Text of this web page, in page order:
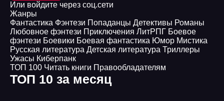
Или войдите через соц.сети
Жанры
Фантастика Фэнтези Попаданцы Детективы Романы
Любовное фэнтези Приключения ЛитРПГ Боевое
фэнтези Боевики Боевая фантастика Юмор Мистика
Русская литература Детская литература Триллеры
Ужасы Киберпанк
ТОП 100 Читать книги Правообладателям
ТОП 10 за месяц